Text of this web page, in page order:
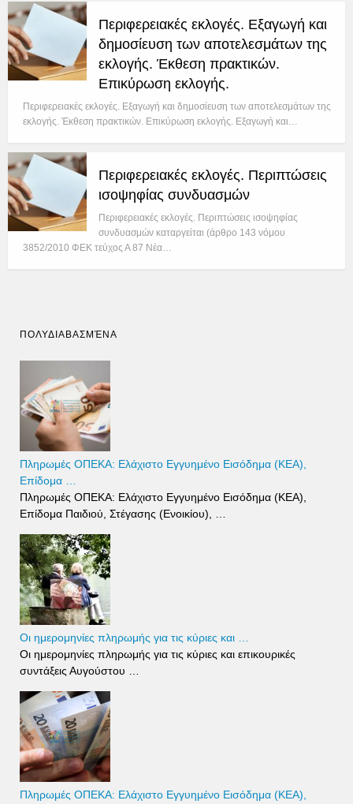
Περιφερειακές εκλογές. Εξαγωγή και
δημοσίευση των αποτελεσμάτων της
εκλογής. Έκθεση πρακτικών.
Επικύρωση εκλογής.
Περιφερειακές εκλογές. Εξαγωγή και δημοσίευση των αποτελεσμάτων της
εκλογής. Έκθεση πρακτικών. Επικύρωση εκλογής. Εξαγωγή και…
Περιφερειακές εκλογές. Περιπτώσεις
ισοψηφίας συνδυασμών
Περιφερειακές εκλογές. Περιπτώσεις ισοψηφίας
συνδυασμών καταργείται (άρθρο 143 νόμου
3852/2010 ΦΕΚ τεύχος Α 87 Νέα…
ΠΟΛΥΔΙΑΒΑΣΜΈΝΑ
Πληρωμές ΟΠΕΚΑ: Ελάχιστο Εγγυημένο Εισόδημα (ΚΕΑ),
Επίδομα …
Πληρωμές ΟΠΕΚΑ: Ελάχιστο Εγγυημένο Εισόδημα (ΚΕΑ),
Επίδομα Παιδιού, Στέγασης (Ενοικίου), …
Οι ημερομηνίες πληρωμής για τις κύριες και …
Οι ημερομηνίες πληρωμής για τις κύριες και επικουρικές
συντάξεις Αυγούστου …
Πληρωμές ΟΠΕΚΑ: Ελάχιστο Εγγυημένο Εισόδημα (ΚΕΑ),